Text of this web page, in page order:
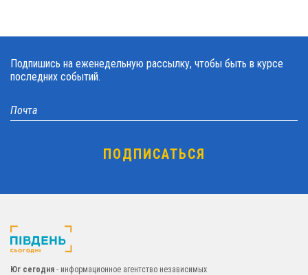
Подпишись на еженедельную рассылку, чтобы быть в курсе
последних событий.
Юг сегодня - информационное агентство независимых